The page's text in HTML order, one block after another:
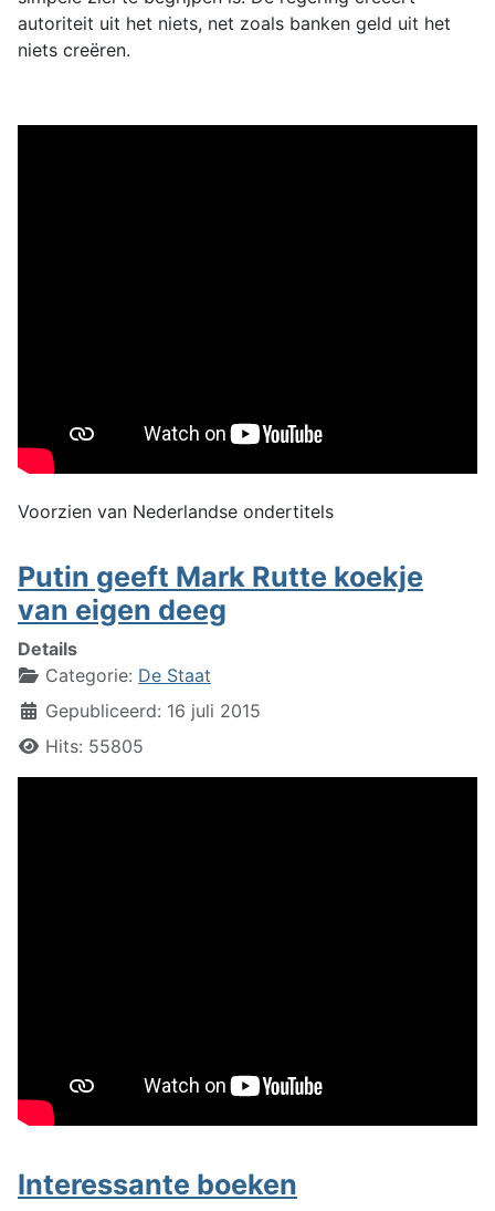
autoriteit uit het niets, net zoals banken geld uit het
niets creëren.
Voorzien van Nederlandse ondertitels
Putin geeft Mark Rutte koekje
van eigen deeg
Details
Categorie: De Staat
Gepubliceerd: 16 juli 2015
Hits: 55805
Interessante boeken